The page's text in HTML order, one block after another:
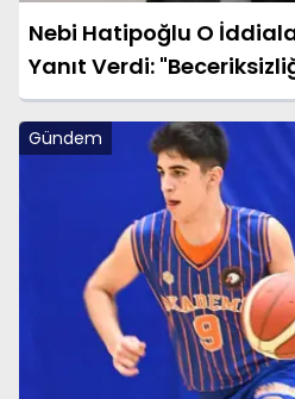
Nebi Hatipoğlu O
Yanıt Verdi:
Aralanıyor!"
Gündem